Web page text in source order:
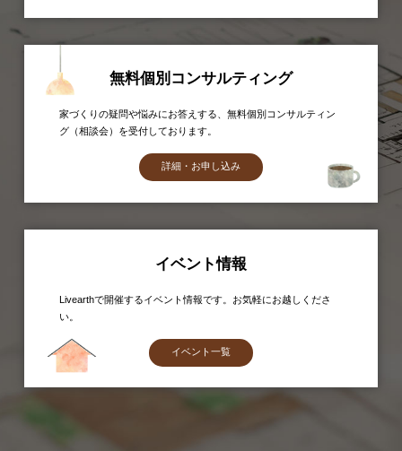
無料個別コンサルティング
家づくりの疑問や悩みにお答えする、無料個別コンサルティン
グ（相談会）を受付しております。
詳細・お申し込み
イベント情報
Livearthで開催するイベント情報です。お気軽にお越しくださ
い。
イベント一覧